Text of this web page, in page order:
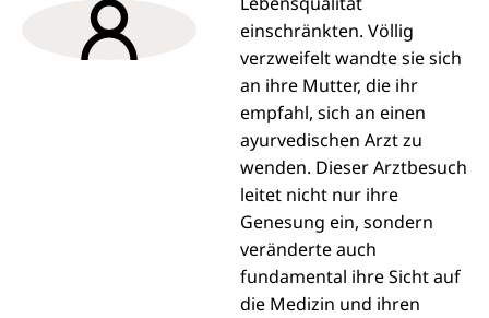
einschränkten. Völlig
verzweifelt wandte sie sich
an ihre Mutter, die ihr
empfahl, sich an einen
ayurvedischen Arzt zu
wenden. Dieser Arztbesuch
leitet nicht nur ihre
Genesung ein, sondern
veränderte auch
fundamental ihre Sicht auf
die Medizin und ihren